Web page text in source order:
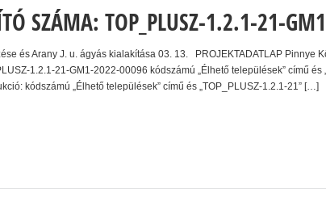
SZÁMA: TOP_PLUSZ-1.2.1-21-
és Arany J. u. ágyás kialakítása 03. 13. PROJEKTADATLAP Pinnye
1.2.1-21-GM1-2022-00096 kódszámú „Élhető települések” című
kódszámú „Élhető települések” című és „TOP_PLUSZ-1.2.1-21” […]